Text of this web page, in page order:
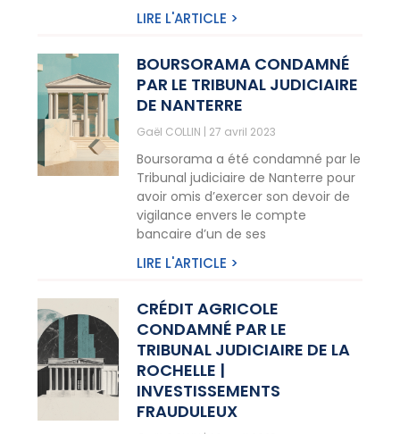
LIRE L'ARTICLE >
BOURSORAMA CONDAMNÉ
PAR LE TRIBUNAL JUDICIAIRE
DE NANTERRE
Gaël COLLIN 27 avril 2023
Boursorama a été condamné par le
Tribunal judiciaire de Nanterre pour
avoir omis d’exercer son devoir de
vigilance envers le compte
bancaire d’un de ses
LIRE L'ARTICLE >
CRÉDIT AGRICOLE
CONDAMNÉ PAR LE
TRIBUNAL JUDICIAIRE DE LA
ROCHELLE |
INVESTISSEMENTS
FRAUDULEUX